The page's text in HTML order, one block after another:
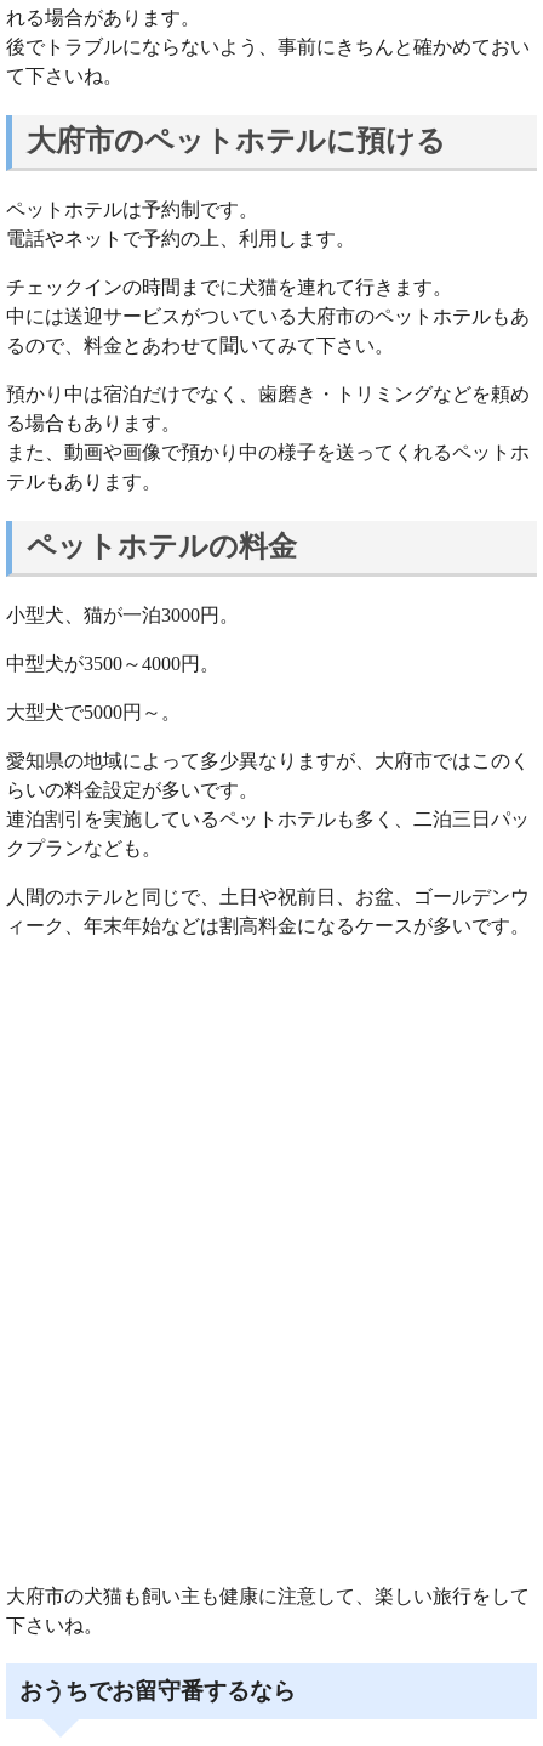
れる場合があります。
後でトラブルにならないよう、事前にきちんと確かめておい
て下さいね。
大府市のペットホテルに預ける
ペットホテルは予約制です。
電話やネットで予約の上、利用します。
チェックインの時間までに犬猫を連れて行きます。
中には送迎サービスがついている大府市のペットホテルもあ
るので、料金とあわせて聞いてみて下さい。
預かり中は宿泊だけでなく、歯磨き・トリミングなどを頼め
る場合もあります。
また、動画や画像で預かり中の様子を送ってくれるペットホ
テルもあります。
ペットホテルの料金
小型犬、猫が一泊3000円。
中型犬が3500～4000円。
大型犬で5000円～。
愛知県の地域によって多少異なりますが、大府市ではこのく
らいの料金設定が多いです。
連泊割引を実施しているペットホテルも多く、二泊三日パッ
クプランなども。
人間のホテルと同じで、土日や祝前日、お盆、ゴールデンウ
ィーク、年末年始などは割高料金になるケースが多いです。
大府市の犬猫も飼い主も健康に注意して、楽しい旅行をして
下さいね。
おうちでお留守番するなら